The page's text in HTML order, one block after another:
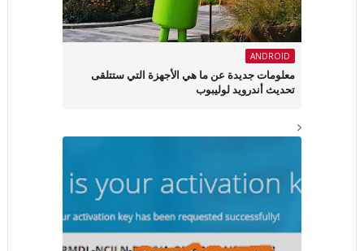
ANDROID
معلومات جديدة عن ما هي الأجهزة التي ستتلقى
تحديث أندرويد لوليبوب